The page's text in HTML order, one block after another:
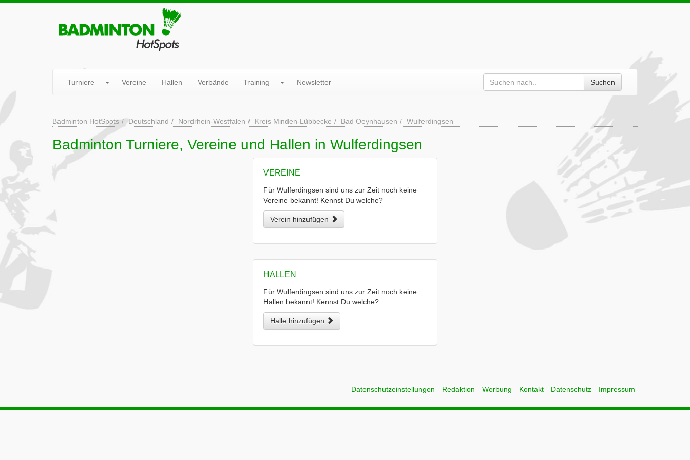
Turniere Vereine Hallen Verbände Training Newsletter Suchen
Badminton HotSpots Deutschland Nordrhein-Westfalen Kreis Minden-Lübbecke Bad Oeynhausen Wulferdingsen
Badminton Turniere, Vereine und Hallen in Wulferdingsen
VEREINE
Für Wulferdingsen sind uns zur Zeit noch keine
Vereine bekannt! Kennst Du welche?
Verein hinzufügen
HALLEN
Für Wulferdingsen sind uns zur Zeit noch keine
Hallen bekannt! Kennst Du welche?
Halle hinzufügen
Datenschutzeinstellungen Redaktion Werbung Kontakt Datenschutz Impressum